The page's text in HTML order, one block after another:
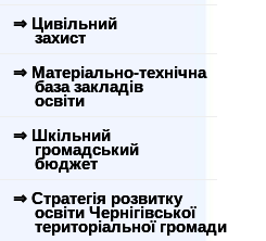
⇒ Цивільний
захист
⇒ Матеріально-технічна
база закладів
освіти
⇒ Шкільний
громадський
бюджет
⇒ Стратегія розвитку
освіти Чернігівської
територіальної громади